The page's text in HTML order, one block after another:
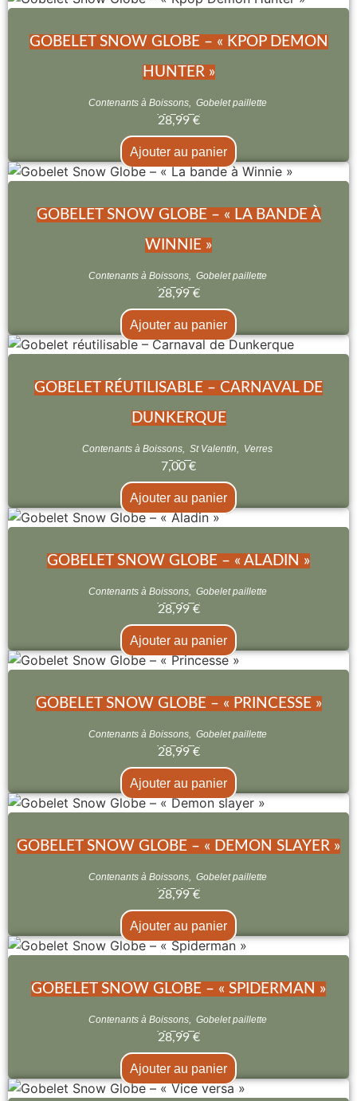
GOBELET SNOW GLOBE – « KPOP DEMON
HUNTER »
Contenants à Boissons, Gobelet paillette
28,99 €
Ajouter au panier
GOBELET SNOW GLOBE – « LA BANDE À
WINNIE »
Contenants à Boissons, Gobelet paillette
28,99 €
Ajouter au panier
GOBELET RÉUTILISABLE – CARNAVAL DE
DUNKERQUE
Contenants à Boissons, St Valentin, Verres
7,00 €
Ajouter au panier
GOBELET SNOW GLOBE – « ALADIN »
Contenants à Boissons, Gobelet paillette
28,99 €
Ajouter au panier
GOBELET SNOW GLOBE – « PRINCESSE »
Contenants à Boissons, Gobelet paillette
28,99 €
Ajouter au panier
GOBELET SNOW GLOBE – « DEMON SLAYER »
Contenants à Boissons, Gobelet paillette
28,99 €
Ajouter au panier
GOBELET SNOW GLOBE – « SPIDERMAN »
Contenants à Boissons, Gobelet paillette
28,99 €
Ajouter au panier